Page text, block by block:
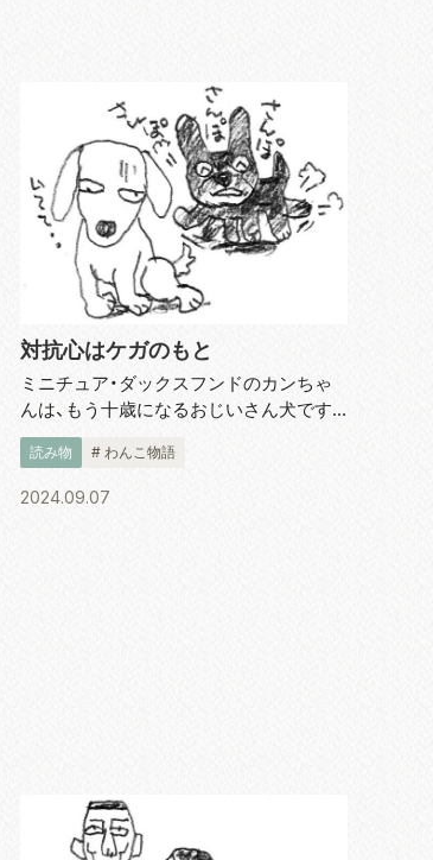
対抗心はケガのもと
ミニチュア・ダックスフンドのカンちゃ
んは、もう十歳になるおじいさん犬です。
お散歩がキライで、外に出してもすぐ「だ
っこ、だっこ」と抱かれたがって歩きませ
ん。だから肉球がピンク色のお餅みたい
読み物 # わんこ物語
2024.09.07